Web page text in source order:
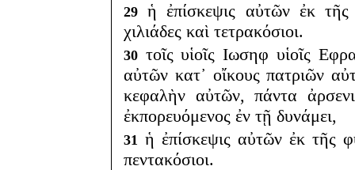
29 ἡ ἐπίσκεψις αὐτῶν ἐκ
χιλιάδες καὶ τετρακόσιοι.
30 τοῖς υἱοῖς Ιωσηφ υἱοῖς
αὐτῶν κατ᾽ οἴκους πατριῶν
κεφαλὴν αὐτῶν, πάντα
ἐκπορευόμενος ἐν τῇ δυνάμει,
31 ἡ ἐπίσκεψις αὐτῶν ἐκ τῆς
πεντακόσιοι.